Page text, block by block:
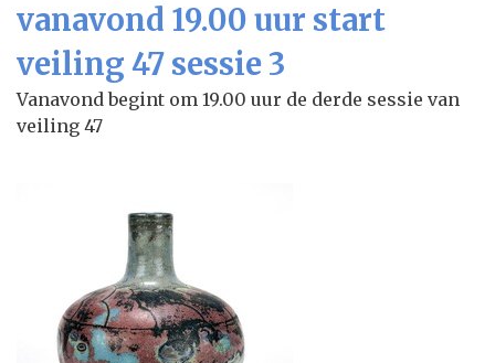
vanavond 19.00 uur start
veiling 47 sessie 3
Vanavond begint om 19.00 uur de derde sessie van
veiling 47